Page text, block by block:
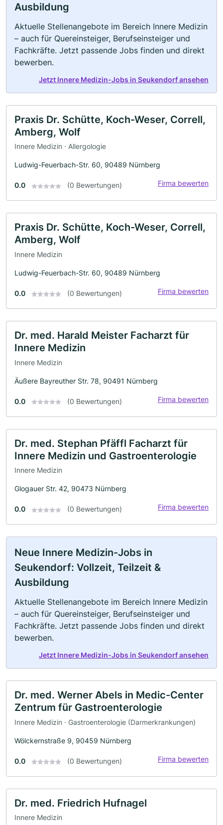
Ausbildung
Aktuelle Stellenangebote im Bereich Innere Medizin
– auch für Quereinsteiger, Berufseinsteiger und
Fachkräfte. Jetzt passende Jobs finden und direkt
bewerben.
Jetzt Innere Medizin-Jobs in Seukendorf ansehen
Praxis Dr. Schütte, Koch-Weser, Correll,
Amberg, Wolf
Innere Medizin · Allergologie
Ludwig-Feuerbach-Str. 60, 90489 Nürnberg
0.0 (0 Bewertungen) Firma bewerten
Praxis Dr. Schütte, Koch-Weser, Correll,
Amberg, Wolf
Innere Medizin
Ludwig-Feuerbach-Str. 60, 90489 Nürnberg
0.0 (0 Bewertungen) Firma bewerten
Dr. med. Harald Meister Facharzt für
Innere Medizin
Innere Medizin
Äußere Bayreuther Str. 78, 90491 Nürnberg
0.0 (0 Bewertungen) Firma bewerten
Dr. med. Stephan Pfäffl Facharzt für
Innere Medizin und Gastroenterologie
Innere Medizin
Glogauer Str. 42, 90473 Nürnberg
0.0 (0 Bewertungen) Firma bewerten
Neue Innere Medizin-Jobs in
Seukendorf: Vollzeit, Teilzeit &
Ausbildung
Aktuelle Stellenangebote im Bereich Innere Medizin
– auch für Quereinsteiger, Berufseinsteiger und
Fachkräfte. Jetzt passende Jobs finden und direkt
bewerben.
Jetzt Innere Medizin-Jobs in Seukendorf ansehen
Dr. med. Werner Abels in Medic-Center
Zentrum für Gastroenterologie
Innere Medizin · Gastroenterologie (Darmerkrankungen)
Wölckernstraße 9, 90459 Nürnberg
0.0 (0 Bewertungen) Firma bewerten
Dr. med. Friedrich Hufnagel
Innere Medizin